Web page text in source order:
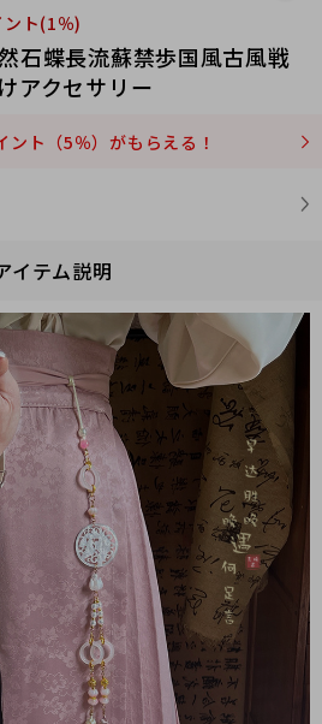
ト(1％)
石蝶長流蘇禁歩国風古風戦
アクセサリー
ト（5％）がもらえる！
イテム説明